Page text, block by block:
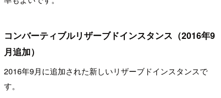
コンバーティブルリザーブドインスタンス（2016年9
月追加）
2016年9月に追加された新しいリザーブドインスタンスで
す。